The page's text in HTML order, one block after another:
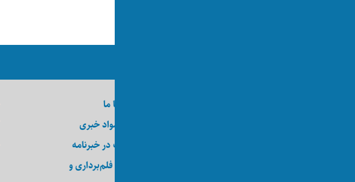
تماس با ما
ارسال مواد خبری
عضویت در خبرنامه
خدمات فلم‌برداری و